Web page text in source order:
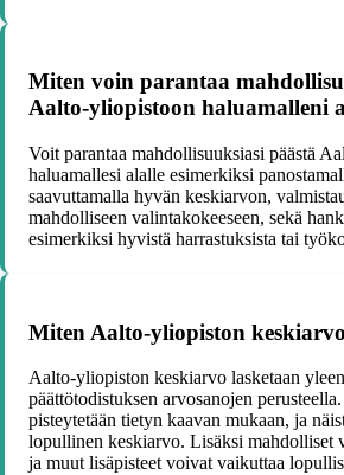
Miten voin parantaa
Aalto-yliopistoon haluamalleni
Voit parantaa mahdollisuuksiasi päästä
haluamallesi alalle esimerkiksi
saavuttamalla hyvän keskiarvon,
mahdolliseen valintakokeeseen, sekä
esimerkiksi hyvistä harrastuksista tai
Miten Aalto-yliopiston
Aalto-yliopiston keskiarvo lasketaan
päättötodistuksen arvosanojen
pisteytetään tietyn kaavan mukaan, ja
lopullinen keskiarvo. Lisäksi mahdolliset
ja muut lisäpisteet voivat vaikuttaa